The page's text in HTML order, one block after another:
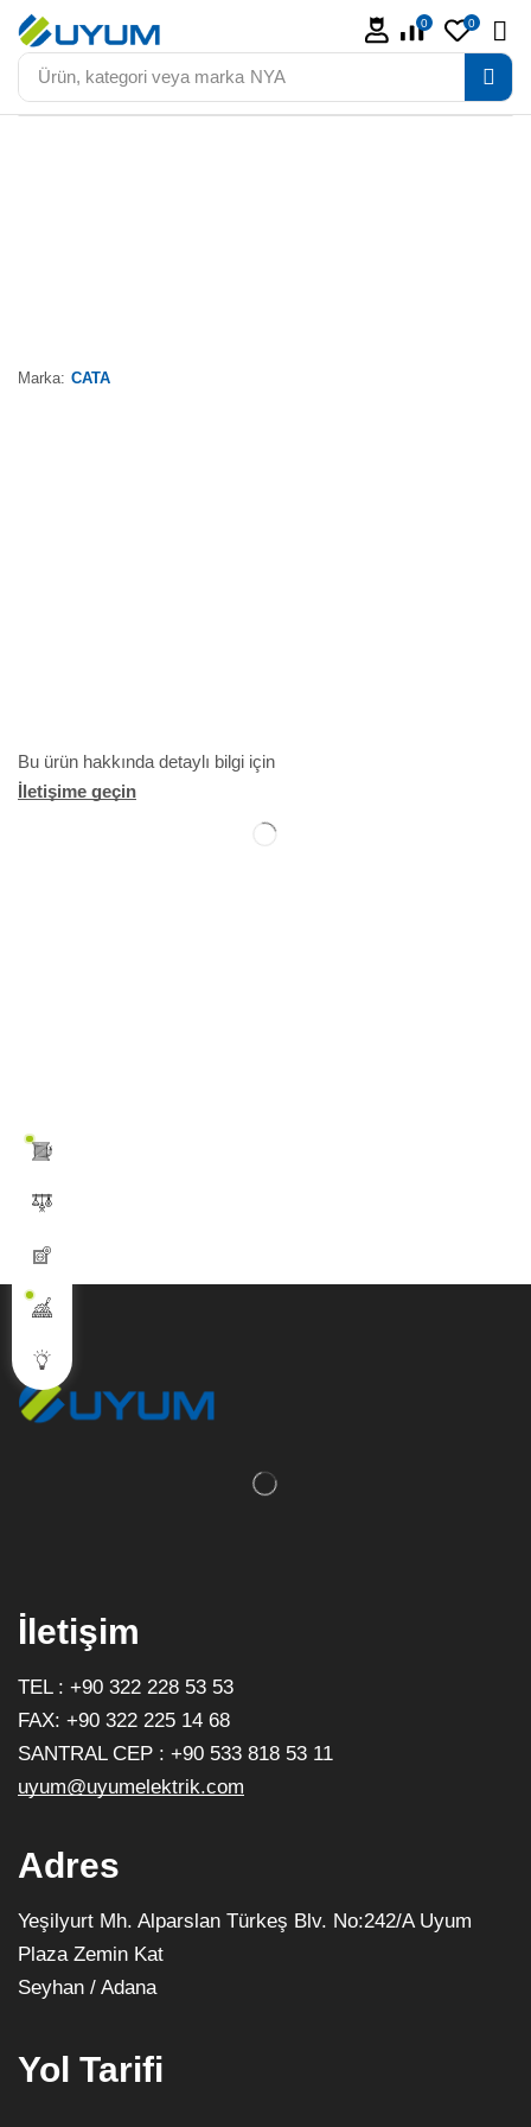
Ürün, kategori veya marka NYA
0 0
Marka: CATA
Bu ürün hakkında detaylı bilgi için
İletişime geçin
İletişim
TEL : +90 322 228 53 53
FAX: +90 322 225 14 68
SANTRAL CEP : +90 533 818 53 11
uyum@uyumelektrik.com
Adres
Yeşilyurt Mh. Alparslan Türkeş Blv. No:242/A Uyum
Plaza Zemin Kat
Seyhan / Adana
Yol Tarifi